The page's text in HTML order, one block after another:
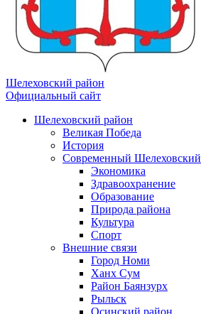
Шелеховский район
Официальный сайт
Шелеховский район
Великая Победа
История
Современный
Экономика
Здравоохранение
Образование
Природа района
Культура
Спорт
Внешние связи
Город Номи
Ханх Сум
Район Баянзурх
Рыльск
Осинский район